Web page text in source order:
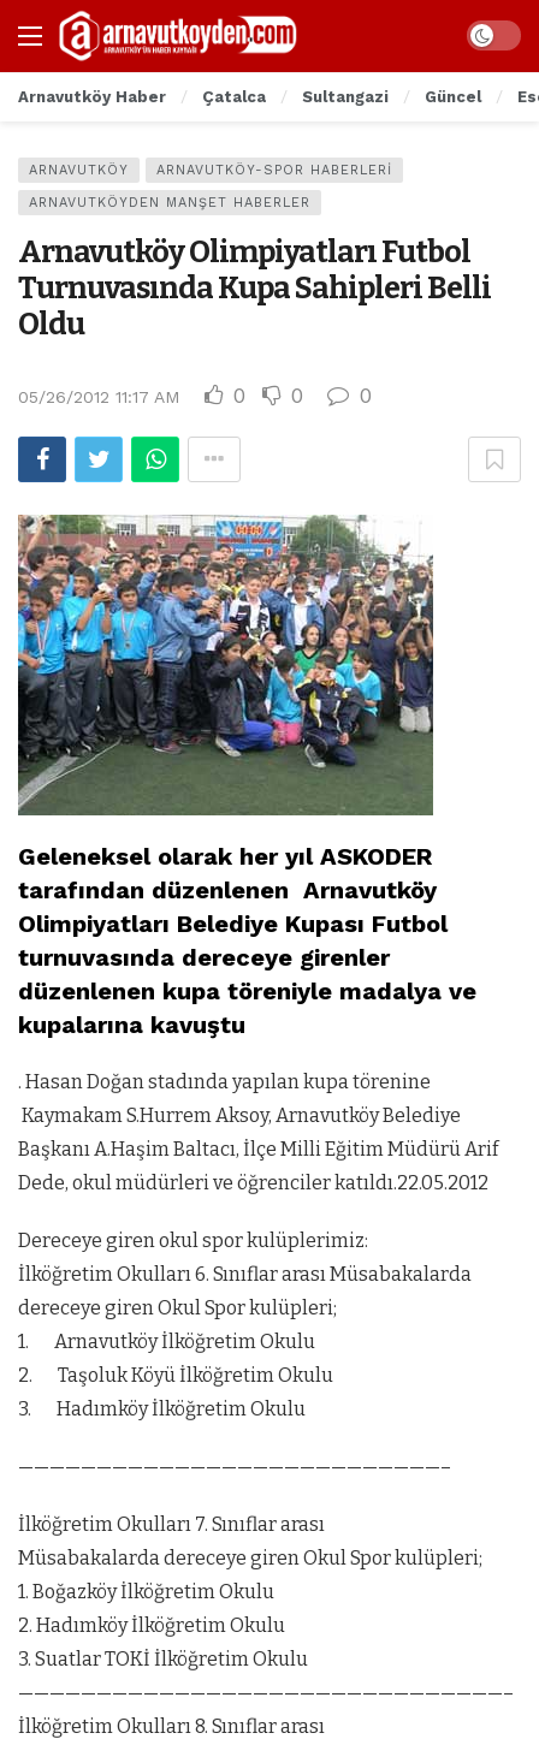
Arnavutköy Haber Çatalca Sultangazi Güncel
ARNAVUTKÖY ARNAVUTKÖY-SPOR HABERLERI
ARNAVUTKÖYDEN MANŞET HABERLER
Arnavutköy Olimpiyatları Futbol
Turnuvasında Kupa Sahipleri Belli
Oldu
05/26/2012 11:17 AM 0 0 0
Geleneksel olarak her yıl ASKODER
tarafından düzenlenen Arnavutköy
Olimpiyatları Belediye Kupası Futbol
turnuvasında dereceye girenler
düzenlenen kupa töreniyle madalya ve
kupalarına kavuştu
. Hasan Doğan stadında yapılan kupa törenine
Kaymakam S.Hurrem Aksoy, Arnavutköy Belediye
Başkanı A.Haşim Baltacı, İlçe Milli Eğitim Müdürü Arif
Dede, okul müdürleri ve öğrenciler katıldı.22.05.2012
Dereceye giren okul spor kulüplerimiz:
İlköğretim Okulları 6. Sınıflar arası Müsabakalarda
dereceye giren Okul Spor kulüpleri;
1. Arnavutköy İlköğretim Okulu
2. Taşoluk Köyü İlköğretim Okulu
3. Hadımköy İlköğretim Okulu
———————————————————————————–
İlköğretim Okulları 7. Sınıflar arası
Müsabakalarda dereceye giren Okul Spor kulüpleri;
1. Boğazköy İlköğretim Okulu
2. Hadımköy İlköğretim Okulu
3. Suatlar TOKİ İlköğretim Okulu
———————————————————————————————–
İlköğretim Okulları 8. Sınıflar arası